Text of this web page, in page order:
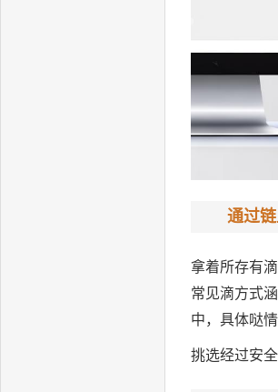
通过
拿着所存有
常见滴方式
中，具体哒
挑选经过安